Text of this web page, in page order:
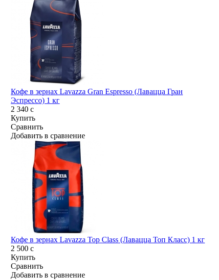
Кофе в зернах Lavazza Gran Espresso (Лавацца Гран
Эспрессо) 1 кг
2 340c
Купить
Сравнить
Добавить в сравнение
Кофе в зернах Lavazza Top Class (Лавацца Топ Класс) 1 кг
2 500c
Купить
Сравнить
Добавить в сравнение